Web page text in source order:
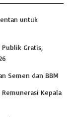
untuk
Gratis,
Semen dan BBM
Remunerasi Kepala